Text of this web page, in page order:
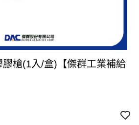
槍(1入/盒)【傑群工業補給